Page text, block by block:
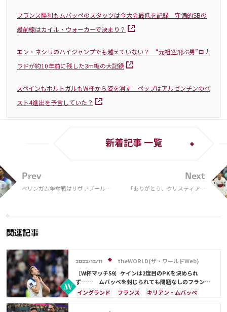
フランス勝利もムバッペのスタッツは今大会最低を記録 守備的SBの
最前線はカイル・ウォーカーで決まり？
エン・ネシリのハイジャンプでも越えていない？ “元祖空飛ぶ男”ロナ
ウドが約10年前に残した3m級の大記録
スペインもポルトガルもW杯から姿を消す ペップはアルゼンチンのベ
スト4進出を予言していた？
Prev
ベリンガム争奪戦はリヴァプールが
新着記事 一覧
Next
「ありがとう、クリスティアー
関連記事
2022/12/11
theWORLD(ザ・ワールドWeb)
［W杯マッチ59］ケインは2度目のPKを決められ
ず…… ムバッペを封じられても問題なしのフランス
がイングランドを撃破
イングランド フランス
キリアン・ムバッペ